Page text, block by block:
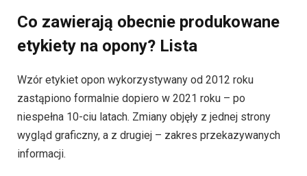
Co zawierają obecnie produkowane
etykiety na opony? Lista
Wzór etykiet opon wykorzystywany od 2012 roku
zastąpiono formalnie dopiero w 2021 roku – po
niespełna 10-ciu latach. Zmiany objęły z jednej strony
wygląd graficzny, a z drugiej – zakres przekazywanych
informacji.